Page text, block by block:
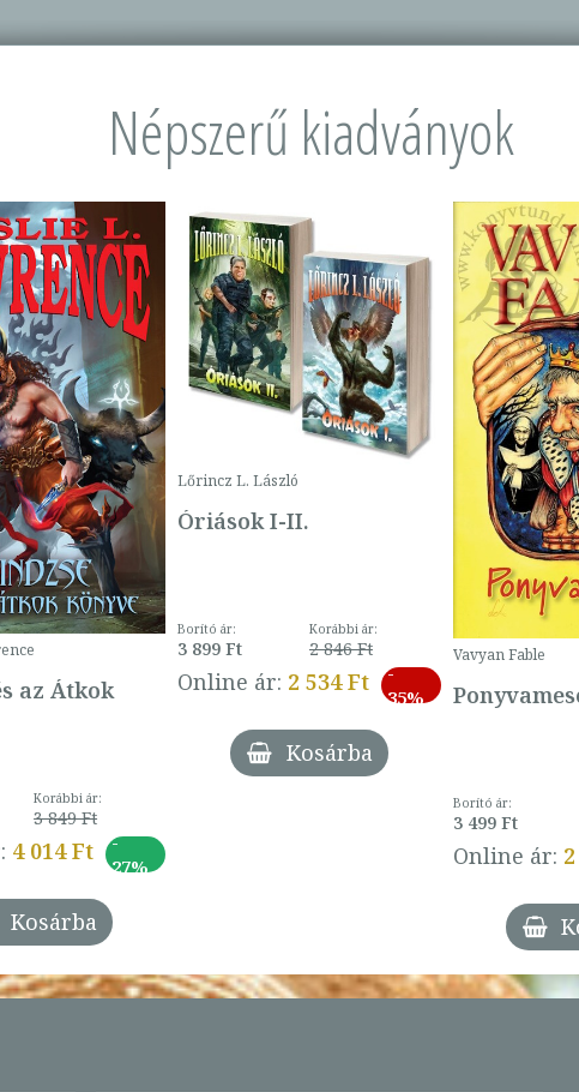
Népszerű kiadványok
az Átkok
Korábbi ár:
3 849 Ft
4 014 Ft
-
27%
Kosárba
Lőrincz L. László
Óriások I-II.
Borító ár:
3 899 Ft
Korábbi ár:
2 846 Ft
Online ár: 2 534 Ft
-
35%
Kosárba
Vavyan Fable
Borító ár:
3 499 Ft
Online ár: